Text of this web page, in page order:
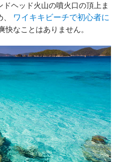
ヘッド火山の噴火口の頂上ま
ワイキキビーチで初心者に
快なことはありません。